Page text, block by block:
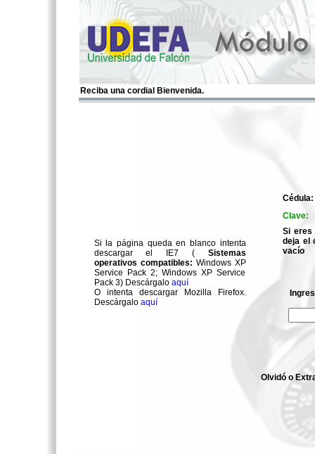
Reciba una cordial Bienvenida.
Si la página queda en blanco intenta
descargar el IE7 ( Sistemas
operativos compatibles: Windows XP
Service Pack 2; Windows XP Service
Pack 3) Descárgalo aquí
O intenta descargar Mozilla Firefox.
Descárgalo aquí
Cédula:
Clave:
Si
deja el
vacío
Olvidó o